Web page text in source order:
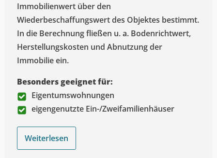
Immobilienwert über den
Wiederbeschaffungswert des Objektes bestimmt.
In die Berechnung fließen u. a. Bodenrichtwert,
Herstellungskosten und Abnutzung der
Immobilie ein.
Besonders geeignet für:
Eigentumswohnungen
eigengenutzte Ein-/Zweifamilienhäuser
Weiterlesen